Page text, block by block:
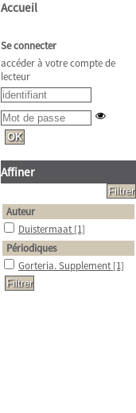
Accueil
Se connecter
accéder à votre compte de
lecteur
Affiner
Auteur
Duistermaat [1]
Périodiques
Gorteria. Supplement [1]